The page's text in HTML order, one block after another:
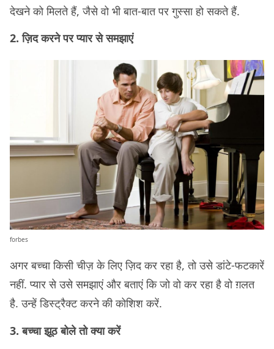
देखने को मिलते हैं, जैसे वो भी बात-बात पर गुस्सा हो सकते हैं.
2. ज़िद करने पर प्‍यार से समझाएं
forbes
अगर बच्चा किसी चीज़ के लिए ज़िद कर रहा है, तो उसे डांटे-फटकारें
नहीं. प्यार से उसे समझाएं और बताएं कि जो वो कर रहा है वो ग़लत
है. उन्हें डिस्ट्रैक्ट करने की कोशिश करें.
3. बच्चा झूठ बोले तो क्या करें